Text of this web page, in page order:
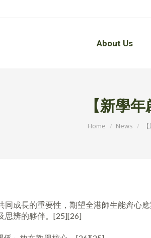
About Us
【新學年
Home News
成長的重要性，期望全港師生能齊心
思辨的夥伴。[25][26]
About Us